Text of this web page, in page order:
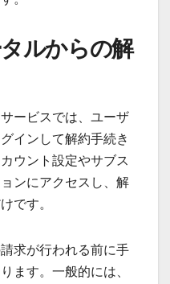
ルからの解
ービスでは、ユーザ
インして解約手続き
ウント設定やサブス
ンにアクセスし、解
です。
求が行われる前に手
ます。一般的には、